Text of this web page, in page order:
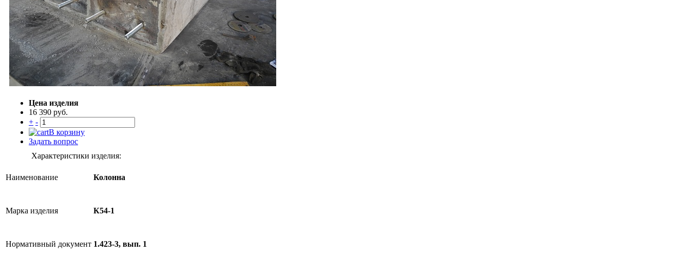
Цена изделия
16 390 руб.
+ -
В корзину
Задать вопрос
Характеристики изделия:
Наименование Колонна
Марка изделия К54-1
Нормативный документ 1.423-3, вып. 1